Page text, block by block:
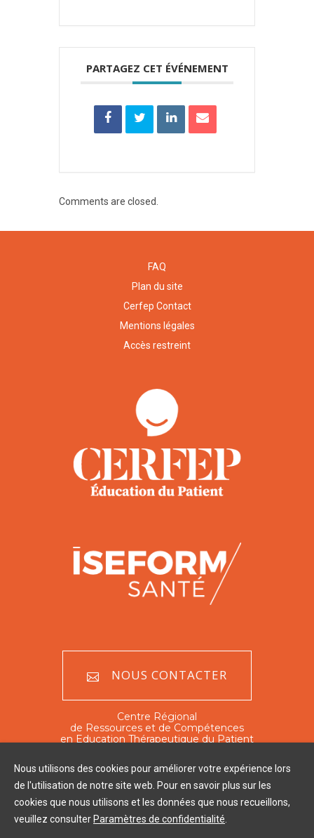
PARTAGEZ CET ÉVÉNEMENT
Comments are closed.
FAQ
Plan du site
Cerfep Contact
Mentions légales
Accès restreint
NOUS CONTACTER
Centre Régional
de Ressources et de Compétences
en Education Thérapeutique du Patient
351 rue Ambroise Paré
Tél : 03 20 16 03 60
Nous utilisons des cookies pour améliorer votre expérience lors
de l'utilisation de notre site web. Pour en savoir plus sur les
cookies que nous utilisons et les données que nous recueillons,
veuillez consulter Paramètres de confidentialité